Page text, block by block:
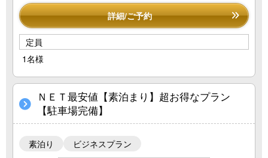
詳細/ご予約
定員
1名様
ＮＥＴ最安値【素泊まり】超お得なプラン
【駐車場完備】
素泊り ビジネスプラン